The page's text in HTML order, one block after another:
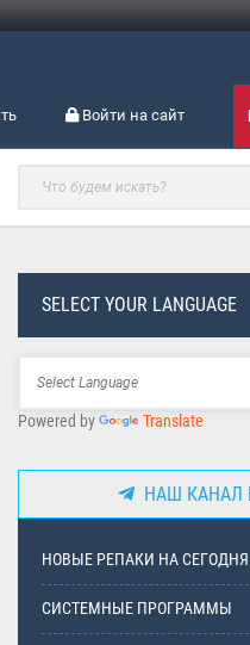
Войти на сайт
SELECT YOUR LANGUAGE
Powered by Translate
НАШ КАНАЛ В
НОВЫЕ РЕПАКИ НА СЕГОДНЯ
СИСТЕМНЫЕ ПРОГРАММЫ